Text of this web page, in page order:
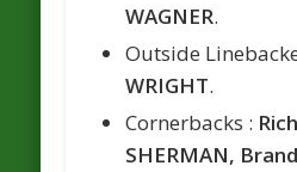
WAGNER.
Outside
WRIGHT.
Cornerbacks :
SHERMAN,